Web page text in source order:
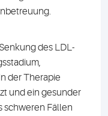
des LDL-
der Therapie
und ein gesunder
schweren Fällen